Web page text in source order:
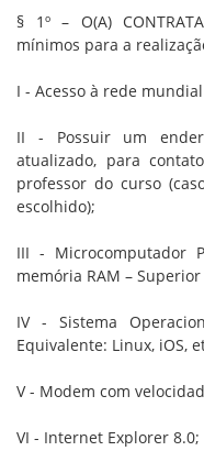
§ 1º – O(A)
mínimos para a
I - Acesso à rede
II - Possuir um
atualizado, para
professor do curso
escolhido);
III - Microcomputador
memória RAM –
IV - Sistema
Equivalente: Linux, iOS,
V - Modem com
VI - Internet Explorer 8.0;